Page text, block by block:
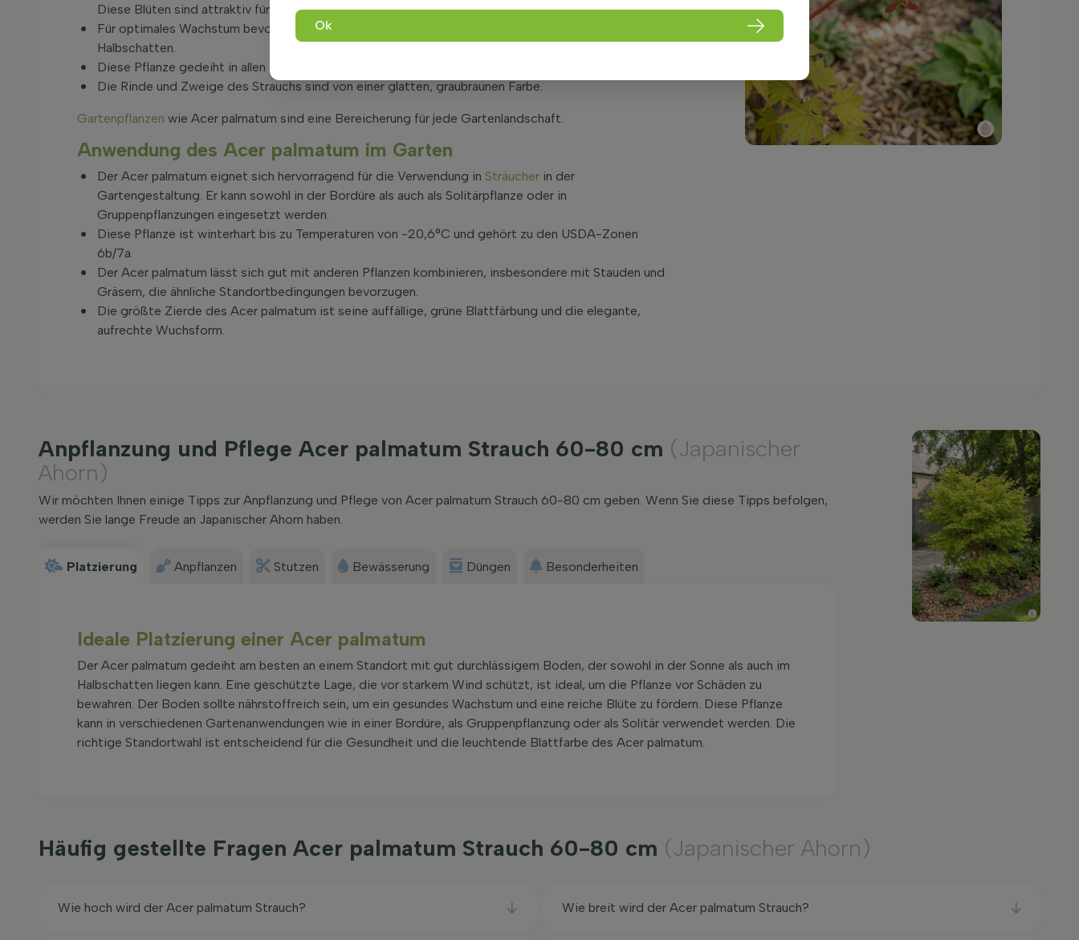
Diese Blüten sind attraktiv für Schmetterlinge und Bienen.
Für optimales Wachstum bevorzugt Acer palmatum einen Standort in der Sonne oder im
Halbschatten.
Diese Pflanze gedeiht in allen Bodenarten, solange der Boden gut durchlässig ist.
Die Rinde und Zweige des Strauchs sind von einer glatten, graubraunen Farbe.
Gartenpflanzen wie Acer palmatum sind eine Bereicherung für jede Gartenlandschaft.
Anwendung des Acer palmatum im Garten
Der Acer palmatum eignet sich hervorragend für die Verwendung in Sträucher in der
Gartengestaltung. Er kann sowohl in der Bordüre als auch als Solitärpflanze oder in
Gruppenpflanzungen eingesetzt werden.
Diese Pflanze ist winterhart bis zu Temperaturen von -20,6°C und gehört zu den USDA-Zonen
6b/7a.
Der Acer palmatum lässt sich gut mit anderen Pflanzen kombinieren, insbesondere mit Stauden und
Gräsern, die ähnliche Standortbedingungen bevorzugen.
Die größte Zierde des Acer palmatum ist seine auffällige, grüne Blattfärbung und die elegante,
aufrechte Wuchsform.
Anpflanzung und Pflege Acer palmatum Strauch 60-80 cm (Japanischer
Ahorn)
Wir möchten Ihnen einige Tipps zur Anpflanzung und Pflege von Acer palmatum Strauch 60-80 cm geben. Wenn Sie diese Tipps befolgen,
werden Sie lange Freude an Japanischer Ahorn haben.
Platzierung Anpflanzen Stutzen Bewässerung Düngen Besonderheiten
Ideale Platzierung einer Acer palmatum
Der Acer palmatum gedeiht am besten an einem Standort mit gut durchlässigem Boden, der sowohl in der Sonne als auch im
Halbschatten liegen kann. Eine geschützte Lage, die vor starkem Wind schützt, ist ideal, um die Pflanze vor Schäden zu
bewahren. Der Boden sollte nährstoffreich sein, um ein gesundes Wachstum und eine reiche Blüte zu fördern. Diese Pflanze
kann in verschiedenen Gartenanwendungen wie in einer Bordüre, als Gruppenpflanzung oder als Solitär verwendet werden. Die
richtige Standortwahl ist entscheidend für die Gesundheit und die leuchtende Blattfarbe des Acer palmatum.
Häufig gestellte Fragen Acer palmatum Strauch 60-80 cm (Japanischer Ahorn)
Wie hoch wird der Acer palmatum Strauch? Wie breit wird der Acer palmatum Strauch?
Ok